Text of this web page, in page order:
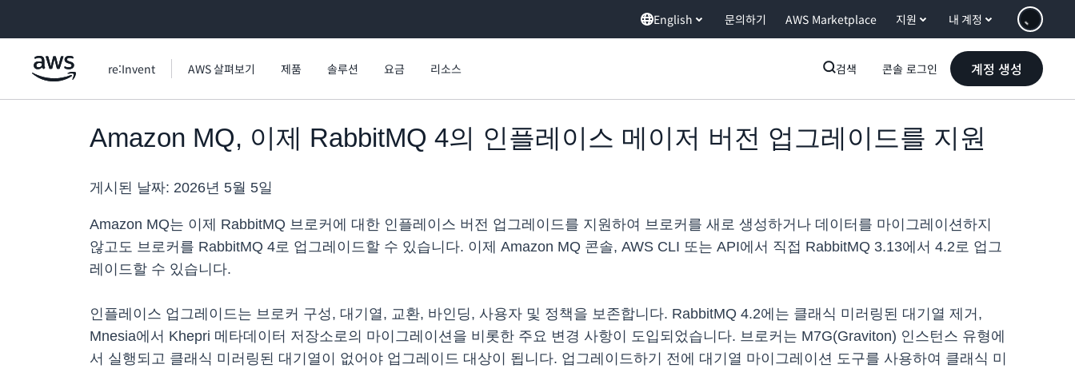
English 문의하기 AWS Marketplace 지원 내 계정
re:Invent AWS 살펴보기 제품 솔루션 요금 리소스 검색 콘솔 로그인 계정 생성
Amazon MQ, 이제 RabbitMQ 4의 인플레이스 메이저 버전 업그레이드를 지원
게시된 날짜: 2026년 5월 5일
Amazon MQ는 이제 RabbitMQ 브로커에 대한 인플레이스 버전 업그레이드를 지원하여 브로커를 새로 생성하거나 데이터를 마이그레이션하지
않고도 브로커를 RabbitMQ 4로 업그레이드할 수 있습니다. 이제 Amazon MQ 콘솔, AWS CLI 또는 API에서 직접 RabbitMQ 3.13에서 4.2로 업그
레이드할 수 있습니다.
인플레이스 업그레이드는 브로커 구성, 대기열, 교환, 바인딩, 사용자 및 정책을 보존합니다. RabbitMQ 4.2에는 클래식 미러링된 대기열 제거,
Mnesia에서 Khepri 메타데이터 저장소로의 마이그레이션을 비롯한 주요 변경 사항이 도입되었습니다. 브로커는 M7G(Graviton) 인스턴스 유형에
서 실행되고 클래식 미러링된 대기열이 없어야 업그레이드 대상이 됩니다. 업그레이드하기 전에 대기열 마이그레이션 도구를 사용하여 클래식 미